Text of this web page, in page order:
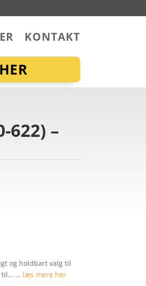
KONTAKT
622) –
og holdbart valg til
til… … læs mere her